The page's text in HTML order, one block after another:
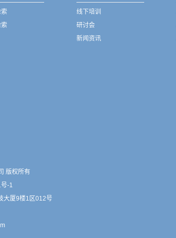
线下培训
研讨会
新闻资讯
版权所有
-1
大厦9楼1区012号